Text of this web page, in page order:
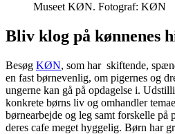
Museet KØN. Fotograf: KØN
Bliv klog på kønnenes
Besøg KØN, som har skiftende,
en fast børnevenlig, om pigernes og
ungerne kan gå på opdagelse i.
konkrete børns liv og omhandler
børnearbejde og leg samt forskelle på
deres cafe meget hyggelig. Børn har